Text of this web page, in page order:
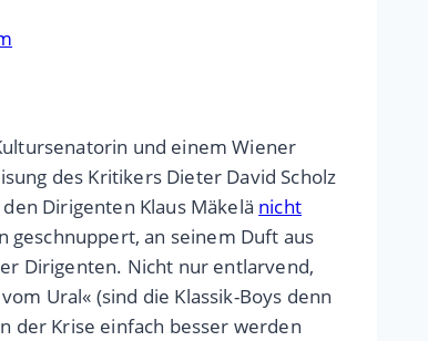
und einem Wiener
des Kritikers Dieter David Scholz
Dirigenten Klaus Mäkelä nicht
geschnuppert, an seinem Duft aus
Dirigenten. Nicht nur entlarvend,
Ural« (sind die Klassik-Boys denn
der Krise einfach besser werden